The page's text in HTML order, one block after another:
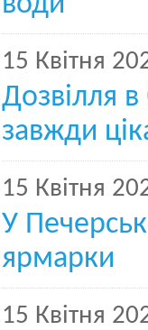
15 Квітня
Дозвілля в
завжди
15 Квітня
У
ярмарки
15 Квітня